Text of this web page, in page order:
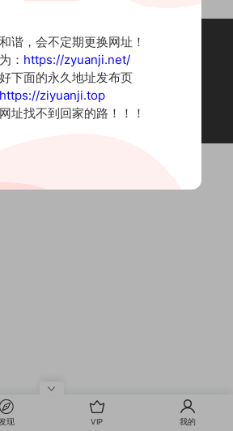
内容来自网络收集整理，仅作个人学习使用。
如有违法内容请联系删除
Copyright © 2022 资源集
现 VIP 我的
谐，会不定期更换网址！
： https://zyuanji.net/
下面的永久地址发布页
https://ziyuanji.top
址找不到回家的路！！！